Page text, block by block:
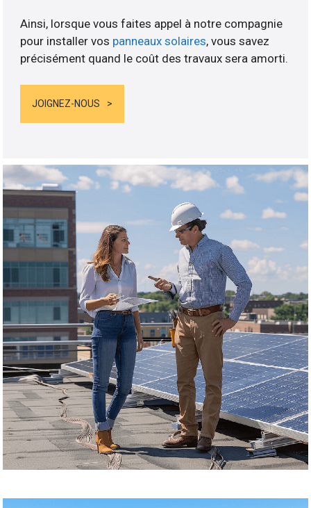
Ainsi, lorsque vous faites appel à notre compagnie
pour installer vos panneaux solaires, vous savez
précisément quand le coût des travaux sera amorti.
JOIGNEZ-NOUS